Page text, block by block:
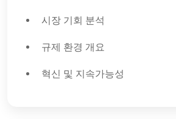
시장 기회 분석
규제 환경 개요
혁신 및 지속가능성